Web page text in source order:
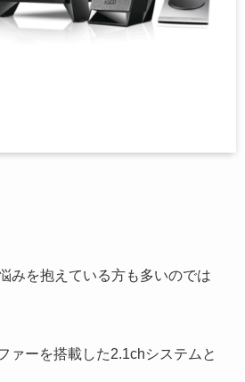
みを抱えている方も多いのでは
ァーを搭載した2.1chシステムと